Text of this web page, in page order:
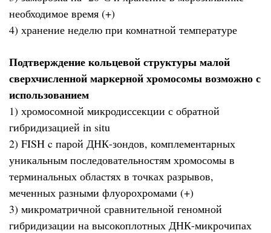
необходимое время (+)
4) хранение неделю при комнатной температуре
Подтверждение кольцевой структуры малой
сверхчисленной маркерной хромосомы возможно с
использованием
1) хромосомной микродиссекции с обратной
гибридизацией in situ
2) FISH c парой ДНК-зондов, комплементарных
уникальным последовательностям хромосомы в
терминальных областях в точках разрывов,
меченных разными флуорохромами (+)
3) микроматричной сравнительной геномной
гибридизации на высокоплотных ДНК-микрочипах